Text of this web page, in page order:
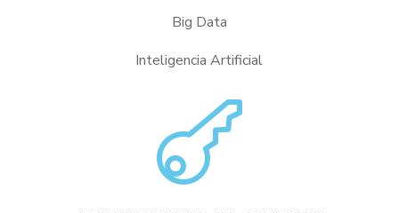
Big Data
Inteligencia Artificial
